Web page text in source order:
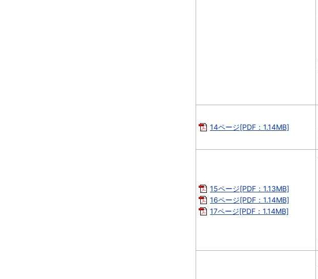
14ページ[PDF：1.14MB]
15ページ[PDF：1.13MB]
16ページ[PDF：1.14MB]
17ページ[PDF：1.14MB]